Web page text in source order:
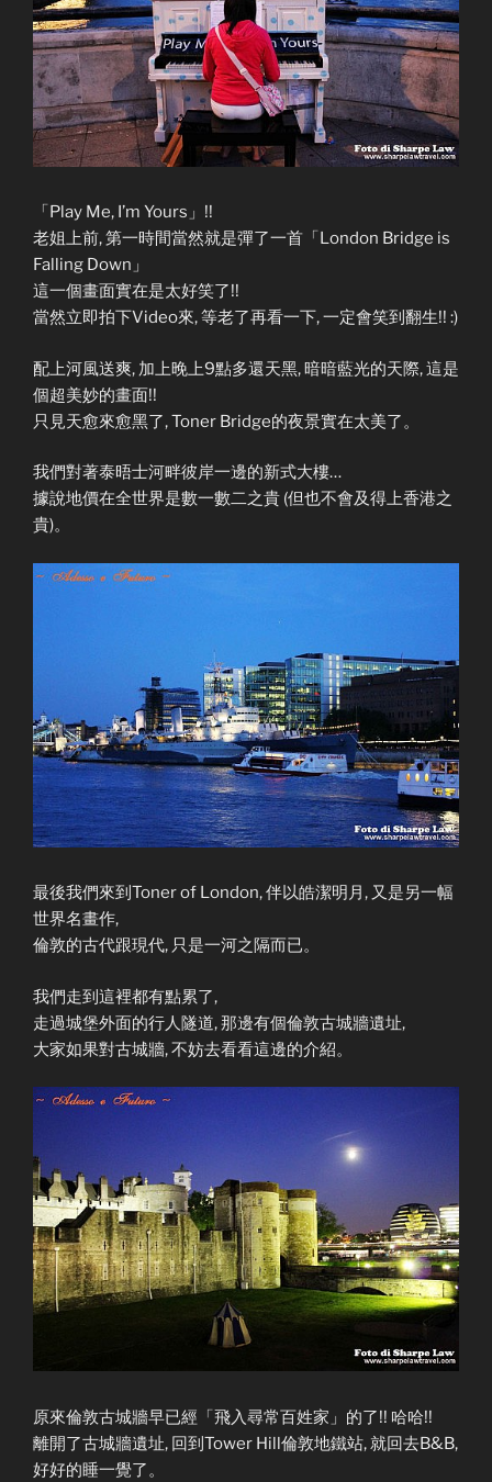
「Play Me, I’m Yours」!!
老姐上前, 第一時間當然就是彈了一首「London Bridge is
Falling Down」
這一個畫面實在是太好笑了!!
當然立即拍下Video來, 等老了再看一下, 一定會笑到翻生!! :)
配上河風送爽, 加上晚上9點多還天黑, 暗暗藍光的天際, 這是
個超美妙的畫面!!
只見天愈來愈黑了, Toner Bridge的夜景實在太美了。
我們對著泰晤士河畔彼岸一邊的新式大樓…
據說地價在全世界是數一數二之貴 (但也不會及得上香港之
貴)。
最後我們來到Toner of London, 伴以皓潔明月, 又是另一幅
世界名畫作,
倫敦的古代跟現代, 只是一河之隔而已。
我們走到這裡都有點累了,
走過城堡外面的行人隧道, 那邊有個倫敦古城牆遺址,
大家如果對古城牆, 不妨去看看這邊的介紹。
原來倫敦古城牆早已經「飛入尋常百姓家」的了!! 哈哈!!
離開了古城牆遺址, 回到Tower Hill倫敦地鐵站, 就回去B&B,
好好的睡一覺了。